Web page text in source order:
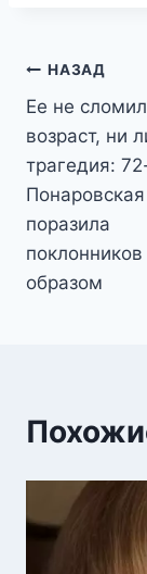
по
НАЗАД
Ее не
возраст, ни
трагедия:
Понаровская
поразила
образом